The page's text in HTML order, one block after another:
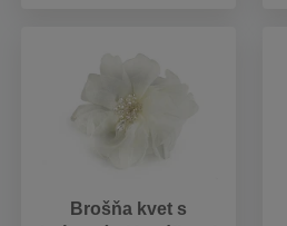
Brošňa kvet s